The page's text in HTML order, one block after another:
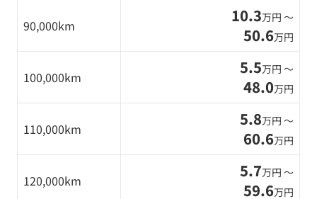
90,000km 10.3万円 〜
50.6万円
100,000km 5.5万円 〜
48.0万円
110,000km 5.8万円 〜
60.6万円
120,000km 5.7万円 〜
59.6万円